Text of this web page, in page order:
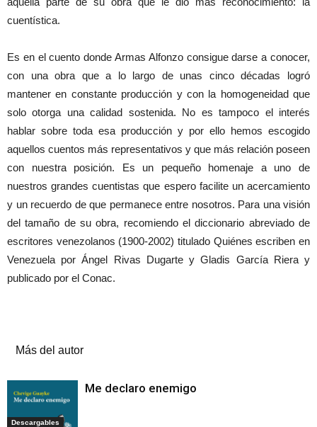
cuentística.
Es en el cuento donde Armas Alfonzo consigue darse a conocer,
con una obra que a lo largo de unas cinco décadas logró
mantener en constante producción y con la homogeneidad que
solo otorga una calidad sostenida. No es tampoco el interés
hablar sobre toda esa producción y por ello hemos escogido
aquellos cuentos más representativos y que más relación poseen
con nuestra posición. Es un pequeño homenaje a uno de
nuestros grandes cuentistas que espero facilite un acercamiento
y un recuerdo de que permanece entre nosotros. Para una visión
del tamaño de su obra, recomiendo el diccionario abreviado de
escritores venezolanos (1900-2002) titulado Quiénes escriben en
Venezuela por Ángel Rivas Dugarte y Gladis García Riera y
publicado por el Conac.
Más del autor
Descargables
Me declaro enemigo